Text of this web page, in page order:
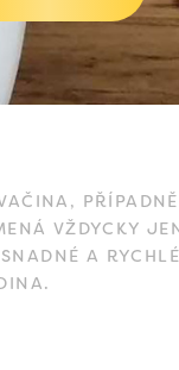
VŽDYCKY
A